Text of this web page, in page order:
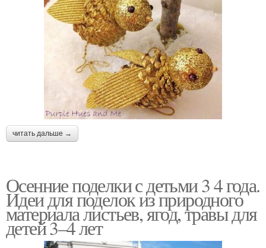
читать дальше →
Осенние поделки с детьми 3 4 года.
Идеи для поделок из природного
материала листьев, ягод, травы для
детей 3–4 лет